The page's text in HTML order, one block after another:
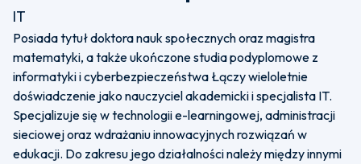
IT
Posiada tytuł doktora nauk społecznych oraz magistra
matematyki, a także ukończone studia podyplomowe z
informatyki i cyberbezpieczeństwa Łączy wieloletnie
doświadczenie jako nauczyciel akademicki i specjalista IT.
Specjalizuje się w technologii e-learningowej, administracji
sieciowej oraz wdrażaniu innowacyjnych rozwiązań w
edukacji. Do zakresu jego działalności należy między innymi